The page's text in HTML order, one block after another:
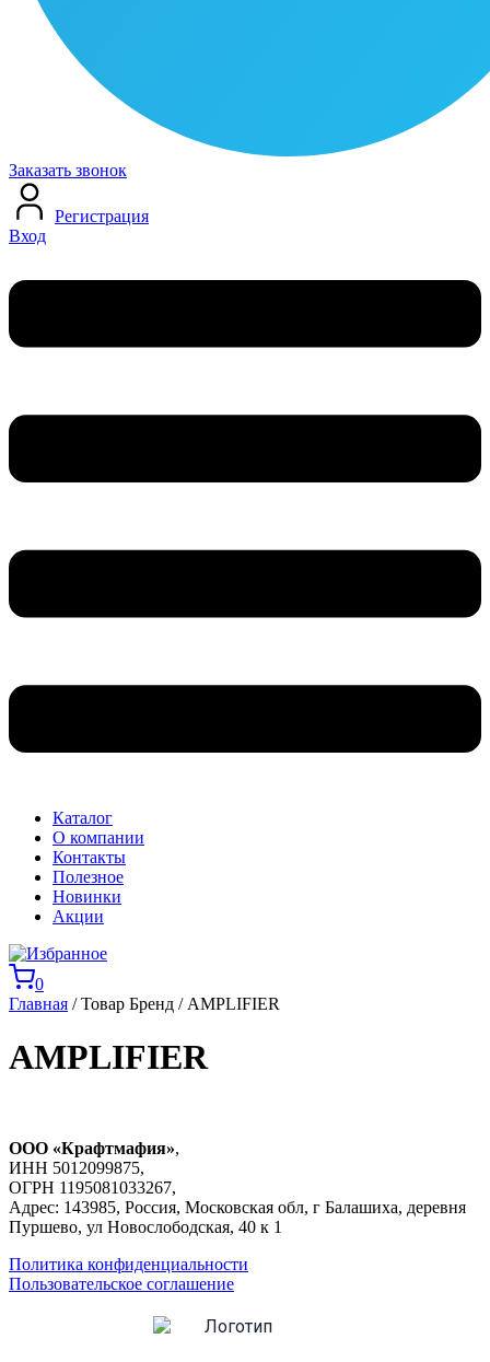
Заказать звонок
Вход
Регистрация
Каталог
О компании
Контакты
Полезное
Новинки
Акции
0
Главная / Товар Бренд / AMPLIFIER
AMPLIFIER
ООО «Крафтмафия»,
ИНН 5012099875,
ОГРН 1195081033267,
Адрес: 143985, Россия, Московская обл, г Балашиха, деревня
Пуршево, ул Новослободская, 40 к 1
Политика конфиденциальности
Пользовательское соглашение